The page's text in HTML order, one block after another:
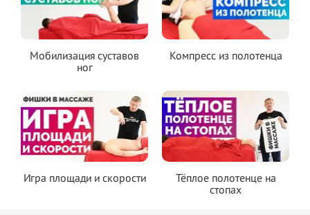
Мобилизация суставов
ног
Компресс из полотенца
Игра площади и скорости
Тёплое полотенце на
стопах